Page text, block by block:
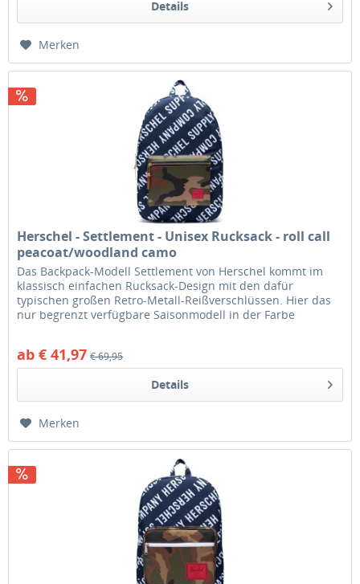
Details
Merken
Herschel - Settlement - Unisex Rucksack - roll call
peacoat/woodland camo
Das Backpack-Modell Settlement von Herschel kommt im
klassisch einfachen Rucksack-Design mit den dafür
typischen großen Retro-Metall-Reißverschlüssen. Hier das
nur begrenzt verfügbare Saisonmodell in der Farbe
ab € 41,97 € 69,95
Details
Merken